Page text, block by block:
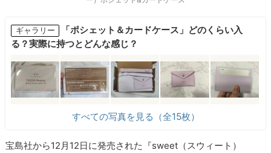
ギャラリー
「ポシェット＆カードケース」どのくらい入
る？実際に持つとどんな感じ？
すべての写真を見る（全15枚）
宝島社から12月12日に発売された『sweet（スウィート）